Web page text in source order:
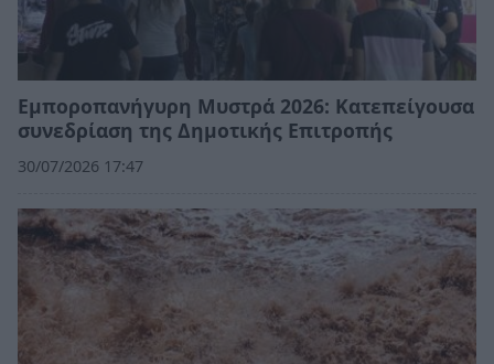
Εμποροπανήγυρη Μυστρά 2026: Κατεπείγουσα
συνεδρίαση της Δημοτικής Επιτροπής
30/07/2026 17:47